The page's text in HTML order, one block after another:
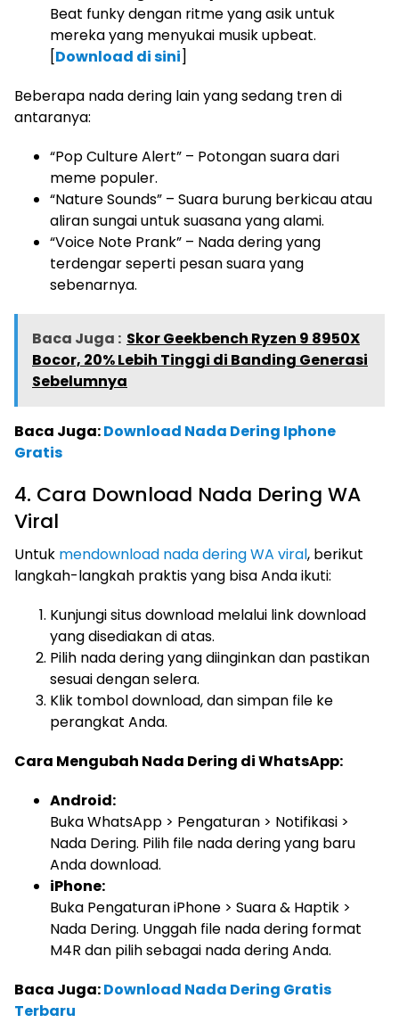
Beat funky dengan ritme yang asik untuk
mereka yang menyukai musik upbeat.
[Download di sini]
Beberapa nada dering lain yang sedang tren di
antaranya:
“Pop Culture Alert” – Potongan suara dari
meme populer.
“Nature Sounds” – Suara burung berkicau atau
aliran sungai untuk suasana yang alami.
“Voice Note Prank” – Nada dering yang
terdengar seperti pesan suara yang
sebenarnya.
Baca Juga : Skor Geekbench Ryzen 9 8950X
Bocor, 20% Lebih Tinggi di Banding Generasi
Sebelumnya
Baca Juga:Download Nada Dering Iphone
Gratis
4. Cara Download Nada Dering WA
Viral
Untuk mendownload nada dering WA viral, berikut
langkah-langkah praktis yang bisa Anda ikuti:
Kunjungi situs download melalui link download
yang disediakan di atas.
Pilih nada dering yang diinginkan dan pastikan
sesuai dengan selera.
Klik tombol download, dan simpan file ke
perangkat Anda.
Cara Mengubah Nada Dering di WhatsApp:
Android:
Buka WhatsApp > Pengaturan > Notifikasi >
Nada Dering. Pilih file nada dering yang baru
Anda download.
iPhone:
Buka Pengaturan iPhone > Suara & Haptik >
Nada Dering. Unggah file nada dering format
M4R dan pilih sebagai nada dering Anda.
Baca Juga:Download Nada Dering Gratis
Terbaru